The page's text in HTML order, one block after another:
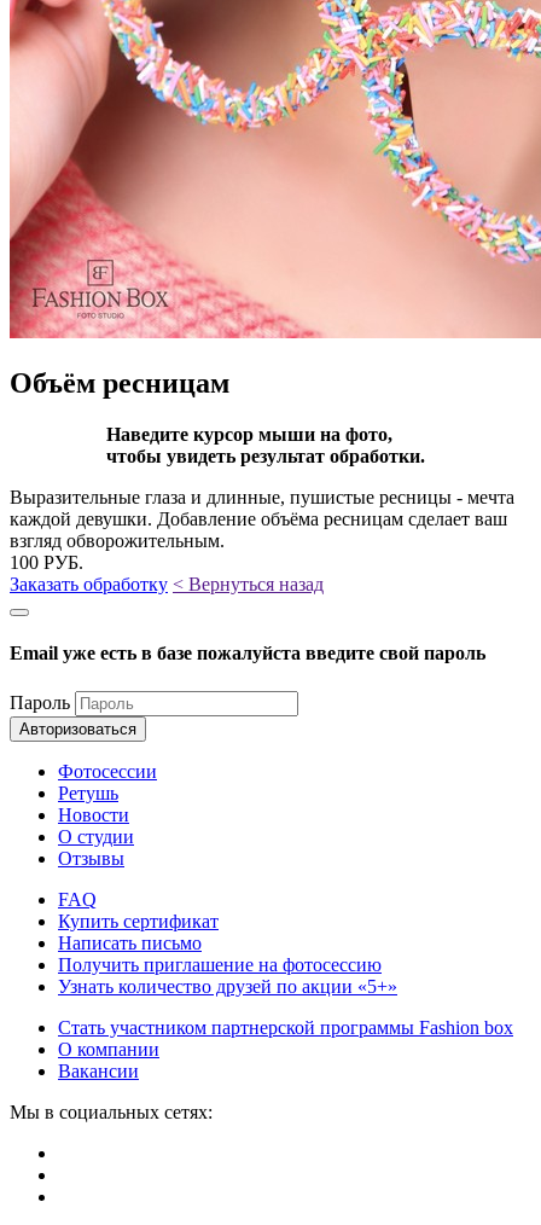
Объём ресницам
Наведите курсор мыши на фото,
чтобы увидеть результат обработки.
Выразительные глаза и длинные, пушистые ресницы - мечта
каждой девушки. Добавление объёма ресницам сделает ваш
взгляд обворожительным.
100 РУБ.
Заказать обработку < Вернуться назад
Email уже есть в базе пожалуйста введите свой пароль
Пароль
Авторизоваться
Фотосессии
Ретушь
Новости
О студии
Отзывы
FAQ
Купить сертификат
Написать письмо
Получить приглашение на фотосессию
Узнать количество друзей по акции «5+»
Стать участником партнерской программы Fashion box
О компании
Вакансии
Мы в социальных сетях: